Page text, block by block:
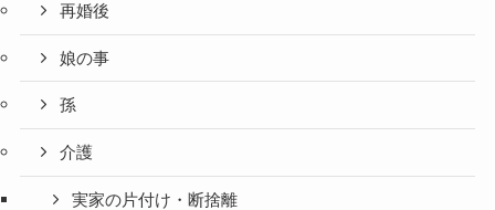
再婚後
娘の事
孫
介護
実家の片付け・断捨離